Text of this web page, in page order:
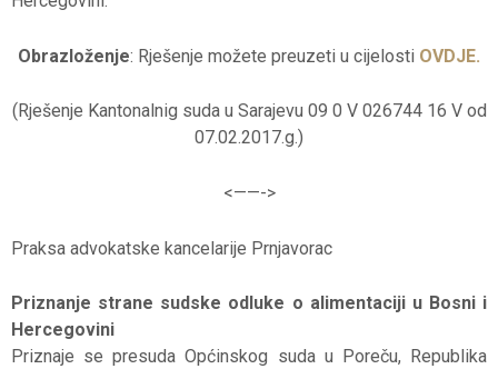
Obrazloženje: Rješenje možete preuzeti u cijelosti OVDJE.
(Rješenje Kantonalnig suda u Sarajevu 09 0 V 026744 16 V od
07.02.2017.g.)
<——->
Praksa advokatske kancelarije Prnjavorac
Priznanje strane sudske odluke o alimentaciji u Bosni i
Hercegovini
Priznaje se presuda Općinskog suda u Poreču, Republika